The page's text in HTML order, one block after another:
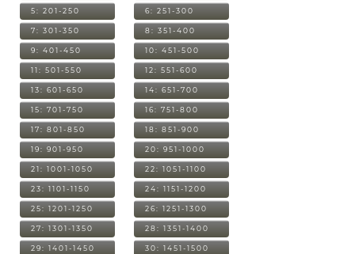
5: 201-250 6: 251-300
7: 301-350 8: 351-400
9: 401-450 10: 451-500
11: 501-550 12: 551-600
13: 601-650 14: 651-700
15: 701-750 16: 751-800
17: 801-850 18: 851-900
19: 901-950 20: 951-1000
21: 1001-1050 22: 1051-1100
23: 1101-1150 24: 1151-1200
25: 1201-1250 26: 1251-1300
27: 1301-1350 28: 1351-1400
29: 1401-1450 30: 1451-1500